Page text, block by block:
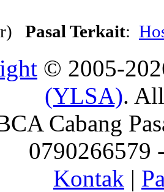
Pasal Terkait:
© 2005-
(YLSA).
Cabang
0790266579
Kontak |